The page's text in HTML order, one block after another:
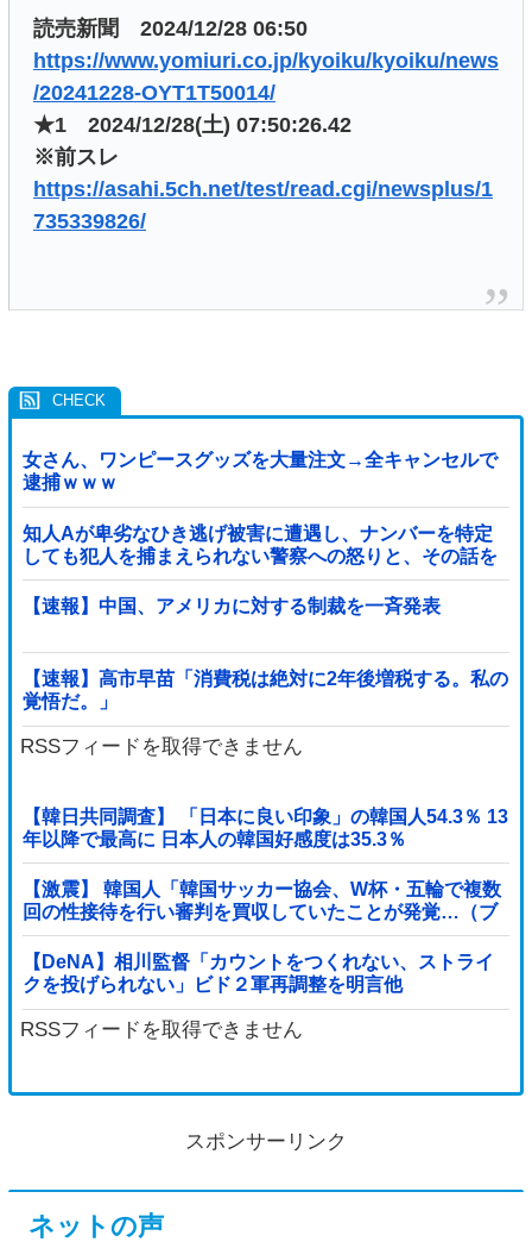
読売新聞 2024/12/28 06:50
https://www.yomiuri.co.jp/kyoiku/kyoiku/news
/20241228-OYT1T50014/
★1 2024/12/28(土) 07:50:26.42
※前スレ
https://asahi.5ch.net/test/read.cgi/newsplus/1
735339826/
女さん、ワンピースグッズを大量注文→全キャンセルで
逮捕ｗｗｗ
知人Aが卑劣なひき逃げ被害に遭遇し、ナンバーを特定
しても犯人を捕まえられない警察への怒りと、その話を
聞いて「逃げた方が得じゃん」と言い放ったBの神経が
わからん
【速報】中国、アメリカに対する制裁を一斉発表
【速報】高市早苗「消費税は絶対に2年後増税する。私の
覚悟だ。」
RSSフィードを取得できません
【韓日共同調査】 「日本に良い印象」の韓国人54.3％ 13
年以降で最高に 日本人の韓国好感度は35.3％
【激震】 韓国人「韓国サッカー協会、W杯・五輪で複数
回の性接待を行い審判を買収していたことが発覚…（ブ
ルブル」＝韓国の反応
【DeNA】相川監督「カウントをつくれない、ストライ
クを投げられない」ビド２軍再調整を明言他
RSSフィードを取得できません
スポンサーリンク
ネットの声